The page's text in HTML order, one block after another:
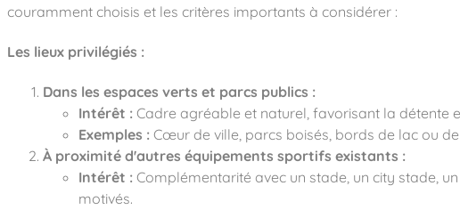
couramment choisis et les critères importants à considérer :
Les lieux privilégiés :
Dans les espaces verts et parcs publics :
Intérêt : Cadre agréable et naturel, favorisant la détente
Exemples : Cœur de ville, parcs boisés, bords de lac ou de
À proximité d'autres équipements sportifs existants :
Intérêt : Complémentarité avec un stade, un city stade,
motivés.